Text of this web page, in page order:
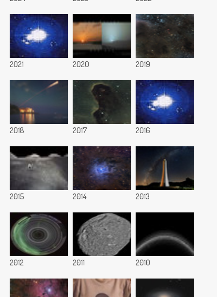
2021 2020 2019
2018 2017 2016
2015 2014 2013
2012 2011 2010